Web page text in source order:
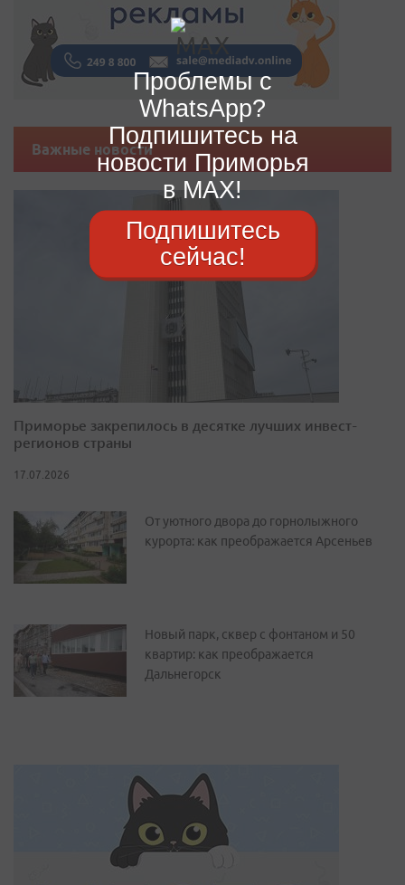
Важные новости
Приморье закрепилось в десятке лучших инвест-
регионов страны
17.07.2026
От уютного двора до горнолыжного
курорта: как преображается Арсеньев
Новый парк, сквер с фонтаном и 50
квартир: как преображается
Дальнегорск
Проблемы с
WhatsApp?
Подпишитесь на
новости Приморья
в MAX!
Подпишитесь
сейчас!